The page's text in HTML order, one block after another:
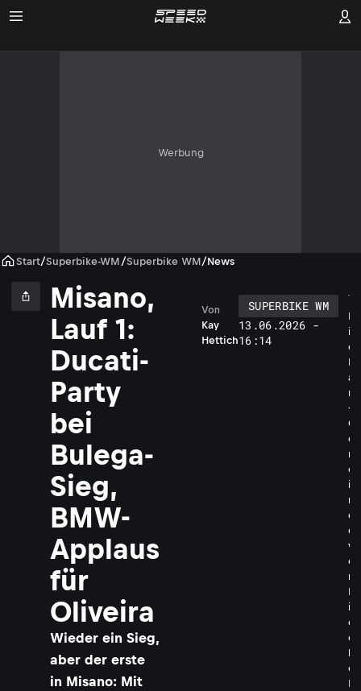
Werbung
Start/Superbike-WM /Superbike WM/News
Misano,
Lauf 1:
Ducati-
Party
bei
Bulega-
Sieg,
BMW-
Applaus
für
Oliveira
Wieder ein Sieg,
aber der erste
in Misano: Mit
Kay
Hettich
Von
SUPERBIKE WM
13.06.2026 -
16:14
D
i
e
F
a
n
-
G
e
m
e
i
n
d
e
v
o
n
N
i
c
o
l
o
B